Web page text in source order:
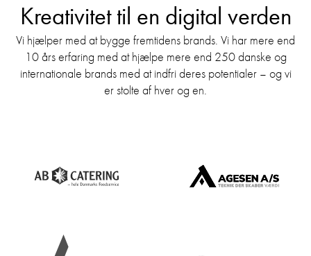
Kreativitet til en digital verden
Vi hjælper med at bygge fremtidens brands. Vi har mere end
10 års erfaring med at hjælpe mere end 250 danske og
internationale brands med at indfri deres potentialer – og vi
er stolte af hver og en.